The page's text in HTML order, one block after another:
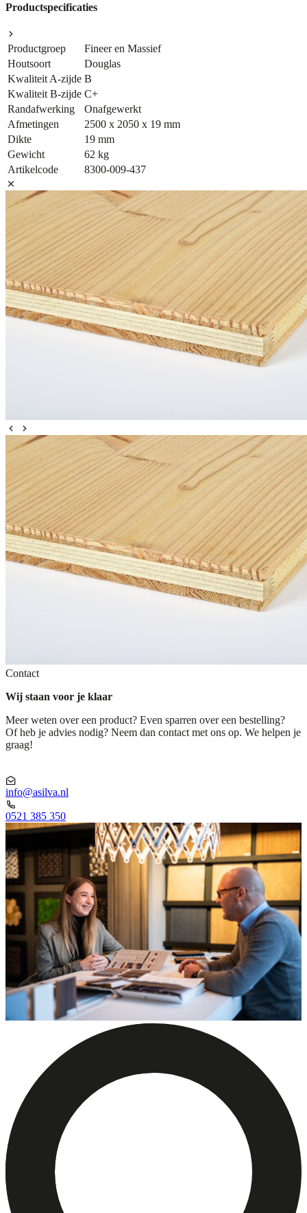
Productspecificaties
Productgroep
Fineer en Massief
Houtsoort
Douglas
Kwaliteit A-zijde B
Kwaliteit B-zijde C+
Randafwerking
Onafgewerkt
Afmetingen
2500 x 2050 x 19 mm
Dikte
19 mm
Gewicht
62 kg
Artikelcode
8300-009-437
Contact
Wij staan voor je klaar
Meer weten over een product? Even sparren over een bestelling?
Of heb je advies nodig? Neem dan contact met ons op. We helpen je
graag!
info@asilva.nl
0521 385 350